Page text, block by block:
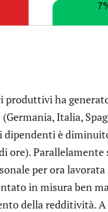
ha
Italia,
è
ore).
per ora
in misura ben
della redditività.